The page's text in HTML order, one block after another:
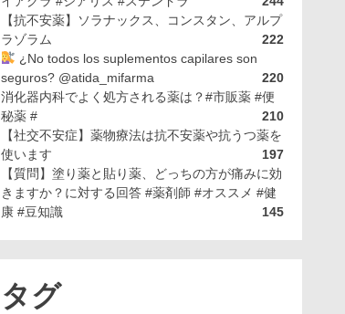
【抗不安薬】ソラナックス、コンスタン、アルプ
ラゾラム
222
¿No todos los suplementos capilares son
seguros? @atida_mifarma
220
消化器内科でよく処方される薬は？#市販薬 #便
秘薬 #
210
【社交不安症】薬物療法は抗不安薬や抗うつ薬を
使います
197
【質問】塗り薬と貼り薬、どっちの方が痛みに効
きますか？に対する回答 #薬剤師 #オススメ #健
康 #豆知識
145
タグ